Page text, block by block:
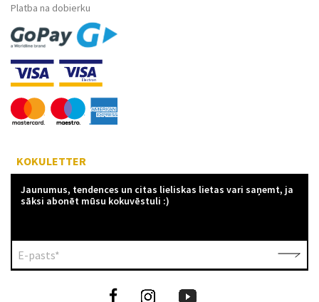
Platba na dobierku
KOKULETTER
Jaunumus, tendences un citas lieliskas lietas vari saņemt, ja
sāksi abonēt mūsu kokuvēstuli :)
E-pasts*